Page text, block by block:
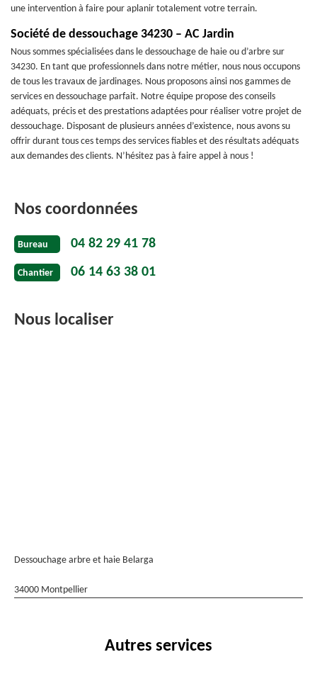
une intervention à faire pour aplanir totalement votre terrain.
Société de dessouchage 34230 – AC Jardin
Nous sommes spécialisées dans le dessouchage de haie ou d’arbre sur
34230. En tant que professionnels dans notre métier, nous nous occupons
de tous les travaux de jardinages. Nous proposons ainsi nos gammes de
services en dessouchage parfait. Notre équipe propose des conseils
adéquats, précis et des prestations adaptées pour réaliser votre projet de
dessouchage. Disposant de plusieurs années d’existence, nous avons su
offrir durant tous ces temps des services fiables et des résultats adéquats
aux demandes des clients. N’hésitez pas à faire appel à nous !
Nos coordonnées
Bureau 04 82 29 41 78
Chantier 06 14 63 38 01
Nous localiser
Dessouchage arbre et haie Belarga
34000 Montpellier
Autres services